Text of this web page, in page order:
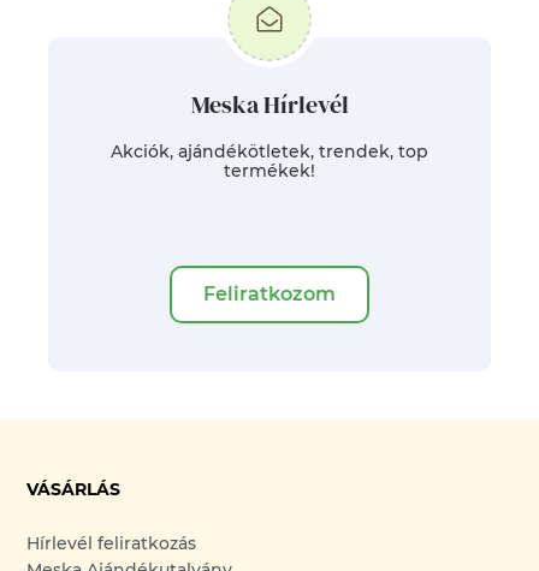
Meska Hírlevél
Akciók, ajándékötletek, trendek, top
termékek!
Feliratkozom
VÁSÁRLÁS
Hírlevél feliratkozás